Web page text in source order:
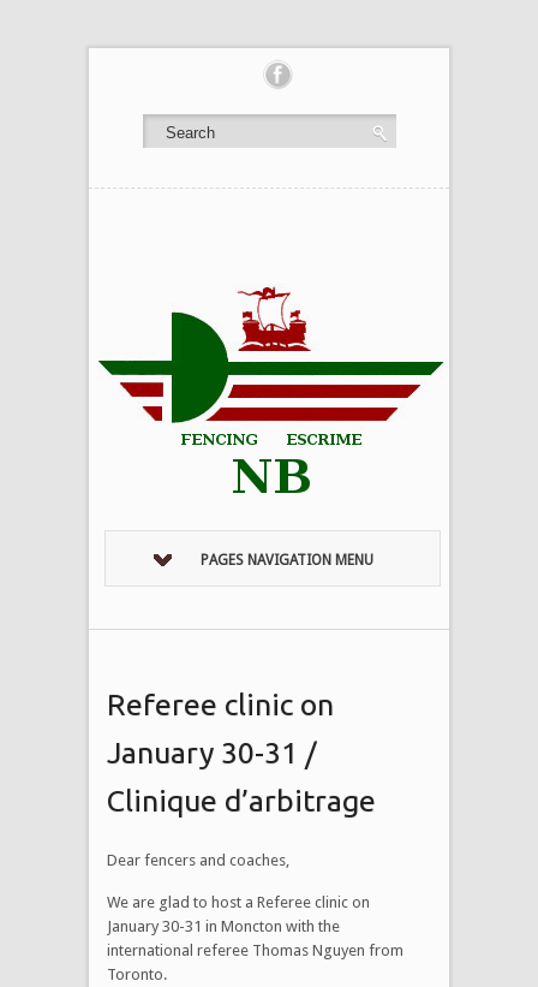
PAGES NAVIGATION MENU
Referee clinic on
January 30-31 /
Clinique d’arbitrage
Dear fencers and coaches,​​
We are glad to host a Referee clinic on
January 30-31 in Moncton with the
international referee Thomas Nguyen from
Toronto.